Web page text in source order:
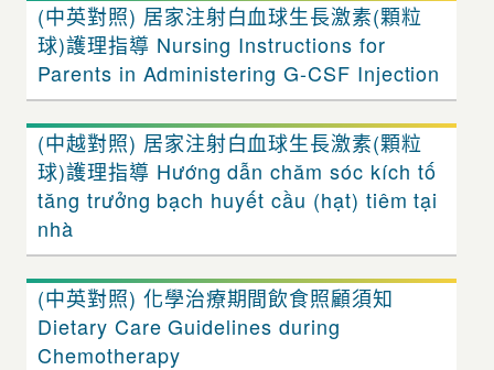
(中英對照) 居家注射白血球生長激素(顆粒
球)護理指導 Nursing Instructions for
Parents in Administering G-CSF Injection
(中越對照) 居家注射白血球生長激素(顆粒
球)護理指導 Hướng dẫn chăm sóc kích tố
tăng trưởng bạch huyết cầu (hạt) tiêm tại
nhà
(中英對照) 化學治療期間飲食照顧須知
Dietary Care Guidelines during
Chemotherapy